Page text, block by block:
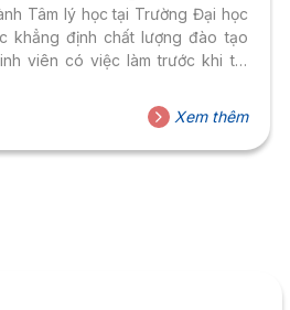
Tâm lý học tại Trường Đại học
khẳng định chất lượng đào tạo
viên có việc làm trước khi tốt
Xem thêm